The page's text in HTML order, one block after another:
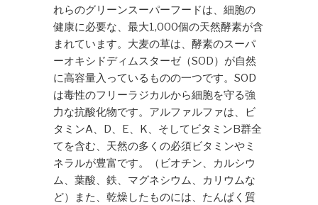
れらのグリーンスーパーフードは、細胞の
健康に必要な、最大1,000個の天然酵素が含
まれています。大麦の草は、酵素のスーパ
ーオキシドディムスターゼ（SOD）が自然
に高容量入っているものの一つです。SOD
は毒性のフリーラジカルから細胞を守る強
力な抗酸化物です。アルファルファは、ビ
タミンA、D、E、K、そしてビタミンB群全
てを含む、天然の多くの必須ビタミンやミ
ネラルが豊富です。（ビオチン、カルシウ
ム、葉酸、鉄、マグネシウム、カリウムな
ど）また、乾燥したものには、たんぱく質